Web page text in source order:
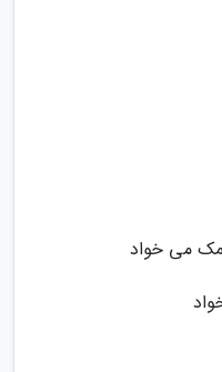
می خواد